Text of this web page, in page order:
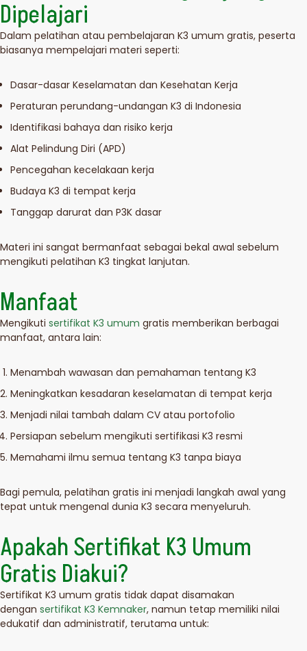
Dipelajari
Dalam pelatihan atau pembelajaran K3 umum gratis, peserta
biasanya mempelajari materi seperti:
Dasar-dasar Keselamatan dan Kesehatan Kerja
Peraturan perundang-undangan K3 di Indonesia
Identifikasi bahaya dan risiko kerja
Alat Pelindung Diri (APD)
Pencegahan kecelakaan kerja
Budaya K3 di tempat kerja
Tanggap darurat dan P3K dasar
Materi ini sangat bermanfaat sebagai bekal awal sebelum
mengikuti pelatihan K3 tingkat lanjutan.
Manfaat
Mengikuti sertifikat K3 umum gratis memberikan berbagai
manfaat, antara lain:
Menambah wawasan dan pemahaman tentang K3
Meningkatkan kesadaran keselamatan di tempat kerja
Menjadi nilai tambah dalam CV atau portofolio
Persiapan sebelum mengikuti sertifikasi K3 resmi
Memahami ilmu semua tentang K3 tanpa biaya
Bagi pemula, pelatihan gratis ini menjadi langkah awal yang
tepat untuk mengenal dunia K3 secara menyeluruh.
Apakah Sertifikat K3 Umum
Gratis Diakui?
Sertifikat K3 umum gratis tidak dapat disamakan
dengan sertifikat K3 Kemnaker, namun tetap memiliki nilai
edukatif dan administratif, terutama untuk: